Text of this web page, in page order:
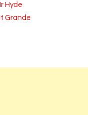
Hyde
Grande